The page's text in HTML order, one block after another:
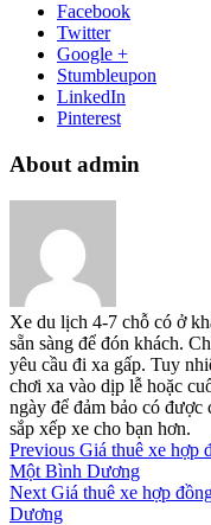
Facebook
Twitter
Google +
Stumbleupon
LinkedIn
Pinterest
About admin
Xe du lịch 4-7 chỗ có ở
sẵn sàng để đón khách.
yêu cầu đi xa gấp. Tuy
chơi xa vào dịp lễ hoặc
ngày để đảm bảo có
sắp xếp xe cho bạn hơn.
Previous Giá thuê xe hợp
Một Bình Dương
Next Giá thuê xe hợp
Dương